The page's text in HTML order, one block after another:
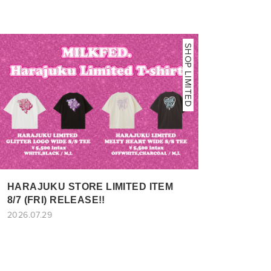
SHOP LIMITED
HARAJUKU STORE LIMITED ITEM
8/7 (FRI) RELEASE!!
2026.07.29